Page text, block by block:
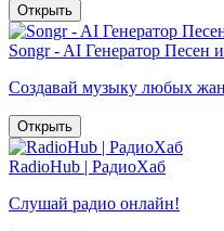
Открыть
Songr - AI Генератор Песен
Создавай музыку любых
Открыть
RadioHub | РадиоХаб
Слушай радио онлайн!